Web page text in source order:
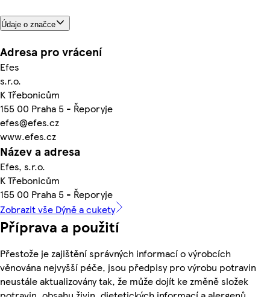
Údaje o značce
Adresa pro vrácení
Efes
s.r.o.
K Třebonicům
155 00 Praha 5 - Řeporyje
efes@efes.cz
www.efes.cz
Název a adresa
Efes, s.r.o.
K Třebonicům
155 00 Praha 5 - Řeporyje
Zobrazit vše Dýně a cukety
Příprava a použití
Přestože je zajištění správných informací o výrobcích
věnována nejvyšší péče, jsou předpisy pro výrobu potravin
neustále aktualizovány tak, že může dojít ke změně složek